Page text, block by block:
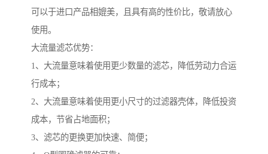
可以于进口产品相媲美，且具有高的性价比，敬请放心
使用。
大流量滤芯优势：
1、大流量意味着使用更少数量的滤芯，降低劳动力合运
行成本；
2、大流量意味着使用更小尺寸的过滤器壳体，降低投资
成本，节省占地面积；
3、滤芯的更换更加快速、简便；